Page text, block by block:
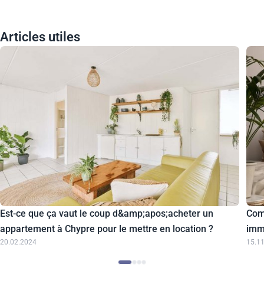
Articles utiles
Est-ce que ça vaut le coup d&amp;apos;acheter un
appartement à Chypre pour le mettre en location ?
20.02.2024